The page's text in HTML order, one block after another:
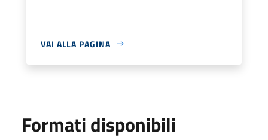
VAI ALLA PAGINA
Formati disponibili